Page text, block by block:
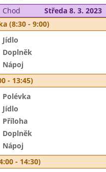
Chod
Středa 8. 3. 2023
(8:30 - 9:00)
Jídlo
Doplněk
Nápoj
- 13:45)
Polévka
Jídlo
Příloha
Doplněk
Nápoj
- 14:30)